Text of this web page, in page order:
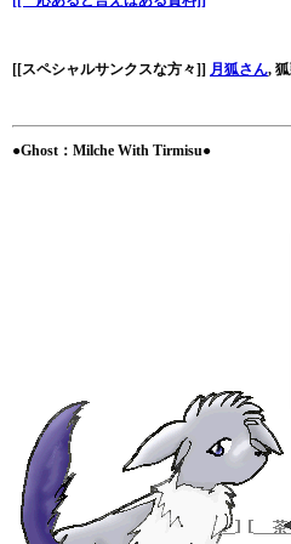
[[スペシャルサンクスな方々]] 月狐さん,
●Ghost：Milche With Tirmisu●